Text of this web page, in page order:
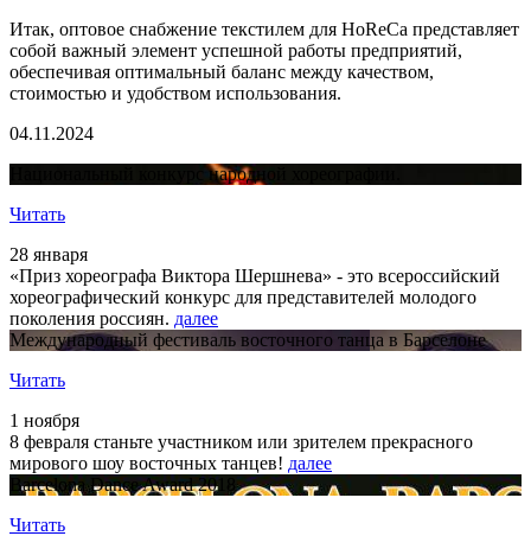
Итак, оптовое снабжение текстилем для HoReCa представляет
собой важный элемент успешной работы предприятий,
обеспечивая оптимальный баланс между качеством,
стоимостью и удобством использования.
04.11.2024
Национальный конкурс народной хореографии.
Читать
28 января
«Приз хореографа Виктора Шершнева» - это всероссийский
хореографический конкурс для представителей молодого
поколения россиян. далее
Международный фестиваль восточного танца в Барселоне
Читать
1 ноября
8 февраля станьте участником или зрителем прекрасного
мирового шоу восточных танцев! далее
Barcelona Dance Award 2018
Читать